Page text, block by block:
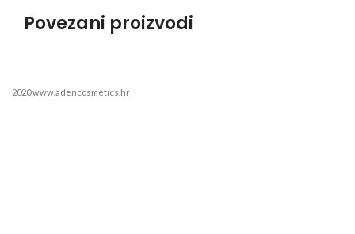
Povezani proizvodi
2020 www.adencosmetics.hr